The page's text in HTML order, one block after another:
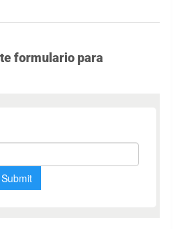
formulario para